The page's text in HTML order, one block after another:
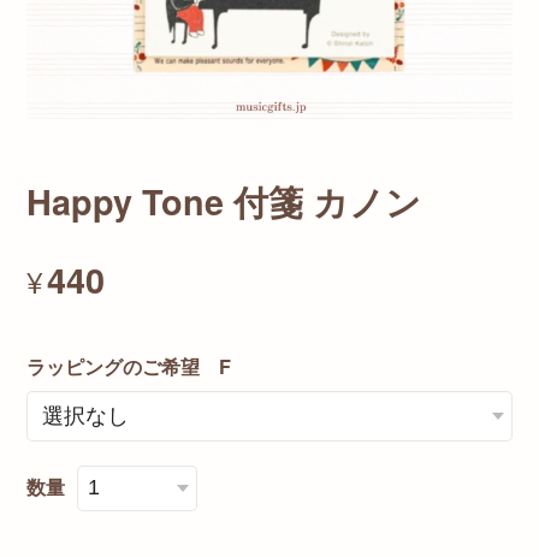
Happy Tone 付箋 カノン
¥440
ラッピングのご希望 F
数量